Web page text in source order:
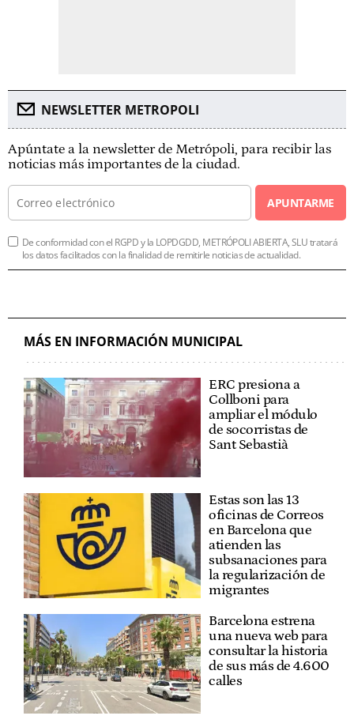
NEWSLETTER METROPOLI
Apúntate a la newsletter de Metrópoli, para recibir las
noticias más importantes de la ciudad.
APUNTARME
De conformidad con el RGPD y la LOPDGDD, METRÓPOLI ABIERTA, SLU tratará
los datos facilitados con la finalidad de remitirle noticias de actualidad.
MÁS EN INFORMACIÓN MUNICIPAL
ERC presiona a
Collboni para
ampliar el módulo
de socorristas de
Sant Sebastià
Estas son las 13
oficinas de Correos
en Barcelona que
atienden las
subsanaciones para
la regularización de
migrantes
Barcelona estrena
una nueva web para
consultar la historia
de sus más de 4.600
calles